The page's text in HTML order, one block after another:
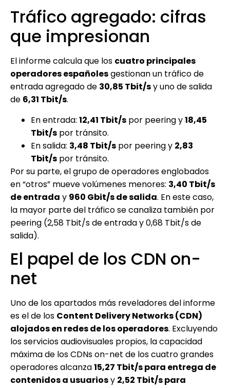
Tráfico agregado: cifras
que impresionan
El informe calcula que los cuatro principales
operadores españolesgestionan un tráfico de
entrada agregado de 30,85 Tbit/sy uno de salida
de 6,31 Tbit/s.
En entrada: 12,41 Tbit/s por peering y18,45
Tbit/s por tránsito.
En salida: 3,48 Tbit/s por peering y 2,83
Tbit/s por tránsito.
Por su parte, el grupo de operadores englobados
en “otros” mueve volúmenes menores: 3,40 Tbit/s
de entrada y 960 Gbit/s de salida. En este caso,
la mayor parte del tráfico se canaliza también por
peering (2,58 Tbit/s de entrada y 0,68 Tbit/s de
salida).
El papel de los CDN on-
net
Uno de los apartados más reveladores del informe
es el de los Content Delivery Networks (CDN)
alojados en redes de los operadores. Excluyendo
los servicios audiovisuales propios, la capacidad
máxima de los CDNs on-net de los cuatro grandes
operadores alcanza15,27 Tbit/s para entrega de
contenidos a usuariosy 2,52 Tbit/s para